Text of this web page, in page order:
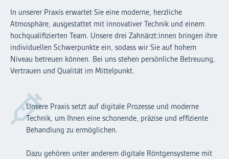
In unserer Praxis erwartet Sie eine moderne, herzliche
Atmosphäre, ausgestattet mit innovativer Technik und einem
hochqualifizierten Team. Unsere drei Zahnärzt:innen bringen ihre
individuellen Schwerpunkte ein, sodass wir Sie auf hohem
Niveau betreuen können. Bei uns stehen persönliche Betreuung,
Vertrauen und Qualität im Mittelpunkt.
Unsere Praxis setzt auf digitale Prozesse und moderne
Technik, um Ihnen eine schonende, präzise und effiziente
Behandlung zu ermöglichen.
Dazu gehören unter anderem digitale Röntgensysteme mit